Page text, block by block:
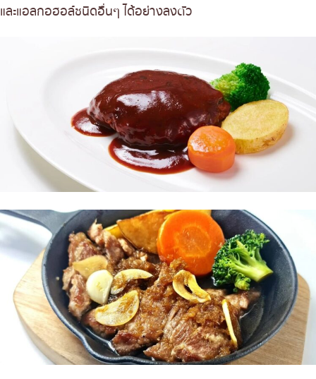
และแอลกอฮอล์ชนิดอื่นๆ ได้อย่างลงตัว